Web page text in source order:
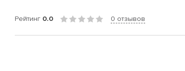
Рейтинг 0.0 0 отзывов